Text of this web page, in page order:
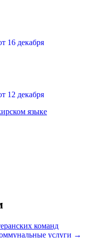
16 декабря
12 декабря
языке
команд
услуги →